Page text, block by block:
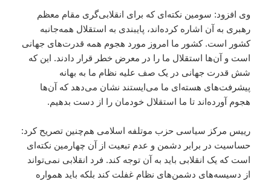
وی افزود: سومین نکته‌ای که برای انقلابی‌گری مقام معظم
رهبری به آن اشاره کرده‌اند، پایبندی به استقلال همه‌جانبه
کشور است. کشور ما امروز مورد هجوم همه قدرت‌های جهانی
است و آن‌ها استقلال ما را در معرض خطر قرار دادند. این که
شش قدرت جهانی در یک صف علیه نظام ما به بهانه
پیشرفت‌های هسته‌ای ما می‌ایستند نشان می‌دهد که آن‌ها
هجوم آورده‌اند تا ما استقلال خودمان را از دست بدهیم.
رییس مرکز سیاسی حزب موتلفه اسلامی هم‌چنین تصریح کرد:
حساسیت در برابر دشمن و عدم تبعیت از آن چهارمین نکته‌ای
است که یک انقلابی باید به آن توجه کند. فرد انقلابی نمی‌تواند
از دسیسه‌های دشمن‌های نظام غفلت کند بلکه باید همواره